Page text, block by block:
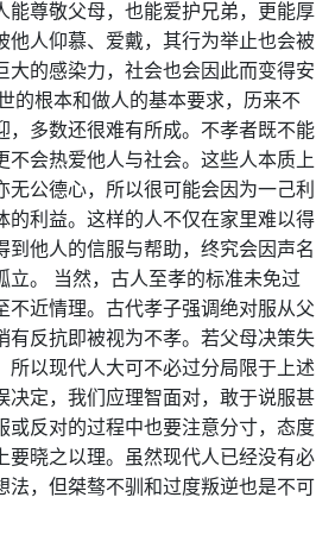
能尊敬父母，也能爱护兄弟，更能厚
他人仰慕、爱戴，其行为举止也会被
大的感染力，社会也会因此而变得安
的根本和做人的基本要求，历来不
，多数还很难有所成。不孝者既不能
不会热爱他人与社会。这些人本质上
无公德心，所以很可能会因为一己利
的利益。这样的人不仅在家里难以得
到他人的信服与帮助，终究会因声名
立。 当然，古人至孝的标准未免过
不近情理。古代孝子强调绝对服从父
有反抗即被视为不孝。若父母决策失
所以现代人大可不必过分局限于上述
决定，我们应理智面对，敢于说服甚
或反对的过程中也要注意分寸，态度
要晓之以理。虽然现代人已经没有必
法，但桀骜不驯和过度叛逆也是不可